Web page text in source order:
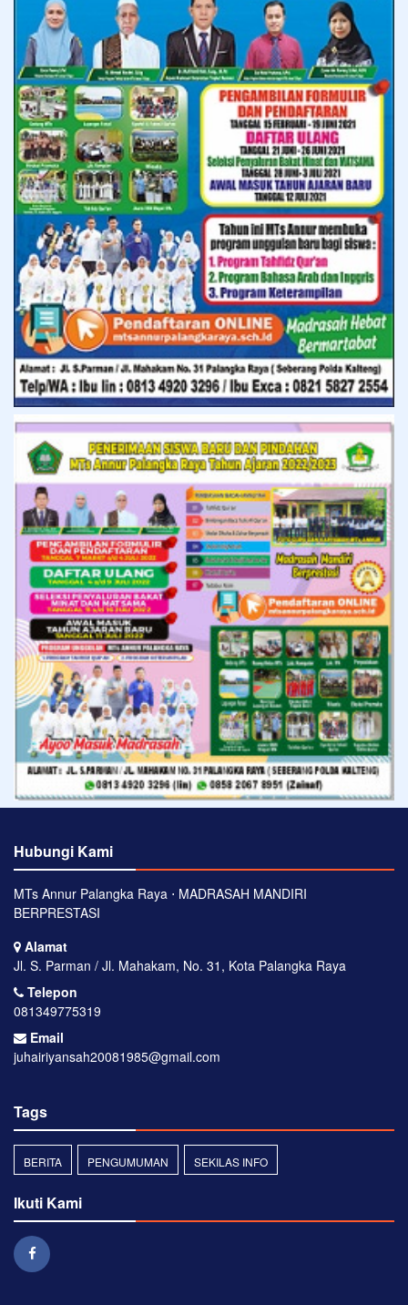
Hubungi Kami
MTs Annur Palangka Raya ⋅ MADRASAH MANDIRI
BERPRESTASI
Alamat
Jl. S. Parman / Jl. Mahakam, No. 31, Kota Palangka Raya
Telepon
081349775319
Email
juhairiyansah20081985@gmail.com
Tags
BERITA PENGUMUMAN SEKILAS INFO
Ikuti Kami